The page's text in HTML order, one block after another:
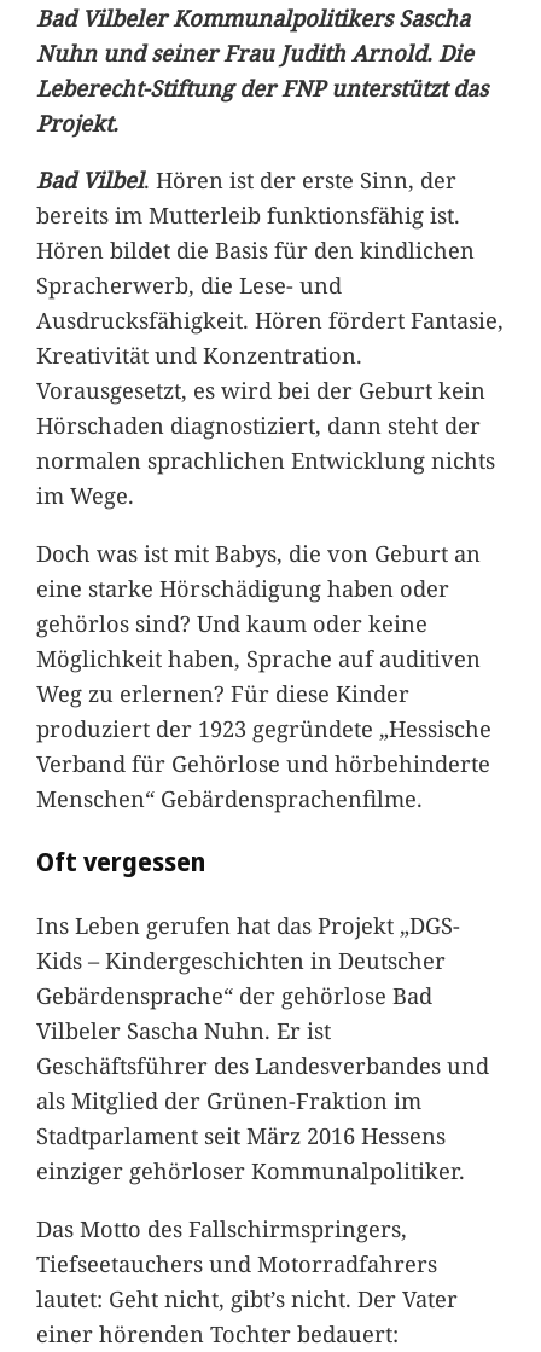
Bad Vilbeler Kommunalpolitikers Sascha
Nuhn und seiner Frau Judith Arnold. Die
Leberecht-Stiftung der FNP unterstützt das
Projekt.
Bad Vilbel. Hören ist der erste Sinn, der
bereits im Mutterleib funktionsfähig ist.
Hören bildet die Basis für den kindlichen
Spracherwerb, die Lese- und
Ausdrucksfähigkeit. Hören fördert Fantasie,
Kreativität und Konzentration.
Vorausgesetzt, es wird bei der Geburt kein
Hörschaden diagnostiziert, dann steht der
normalen sprachlichen Entwicklung nichts
im Wege.
Doch was ist mit Babys, die von Geburt an
eine starke Hörschädigung haben oder
gehörlos sind? Und kaum oder keine
Möglichkeit haben, Sprache auf auditiven
Weg zu erlernen? Für diese Kinder
produziert der 1923 gegründete „Hessische
Verband für Gehörlose und hörbehinderte
Menschen“ Gebärdensprachenfilme.
Oft vergessen
Ins Leben gerufen hat das Projekt „DGS-
Kids – Kindergeschichten in Deutscher
Gebärdensprache“ der gehörlose Bad
Vilbeler Sascha Nuhn. Er ist
Geschäftsführer des Landesverbandes und
als Mitglied der Grünen-Fraktion im
Stadtparlament seit März 2016 Hessens
einziger gehörloser Kommunalpolitiker.
Das Motto des Fallschirmspringers,
Tiefseetauchers und Motorradfahrers
lautet: Geht nicht, gibt’s nicht. Der Vater
einer hörenden Tochter bedauert: